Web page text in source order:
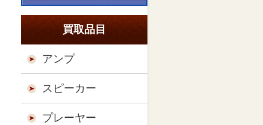
買取品目
アンプ
スピーカー
プレーヤー